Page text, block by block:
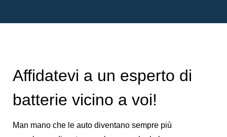
Affidatevi a un esperto di
batterie vicino a voi!
Man mano che le auto diventano sempre più